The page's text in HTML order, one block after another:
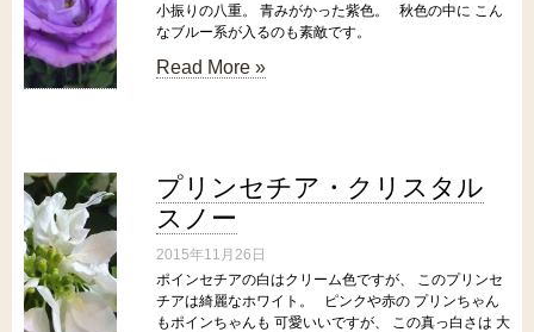
小振りの八重。 青みがかった紫色。 秋色の中に こん
なブルー系が入るのも素敵です。
Read More »
プリンセチア・クリスタル
スノー
2015年11月26日
ポインセチアの白はクリーム色ですが、 このプリンセ
チアは綺麗なホワイト。 ピンクや赤の プリンちゃん
もポインちゃんも 可愛いいですが、 この真っ白さは 大